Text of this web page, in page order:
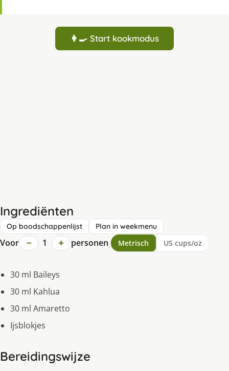
👩‍🍳 Start kookmodus
Ingrediënten
Op boodschappenlijst Plan in weekmenu
Voor − 1 + personen Metrisch US cups/oz
30 ml Baileys
30 ml Kahlua
30 ml Amaretto
Ijsblokjes
Bereidingswijze